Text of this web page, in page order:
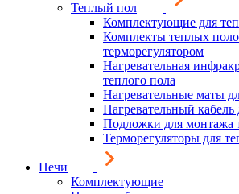
Теплый пол
Комплектующие для
Комплекты теплых
терморегулятором
Нагревательная
теплого пола
Нагревательные маты
Нагревательный кабель
Подложки для монтажа
Терморегуляторы для
Печи
Комплектующие